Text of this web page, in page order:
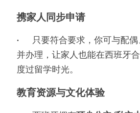
携家人同步申请
•	只要符合要求，你可与配偶、子女等家属一
并办理，让家人也能在西班牙
度过留学时光。
教育资源与文化体验